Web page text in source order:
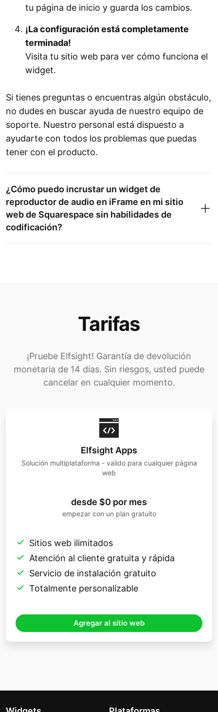
tu página de inicio y guarda los cambios.
¡La configuración está completamente
terminada!
Visita tu sitio web para ver cómo funciona el
widget.
Si tienes preguntas o encuentras algún obstáculo,
no dudes en buscar ayuda de nuestro equipo de
soporte. Nuestro personal está dispuesto a
ayudarte con todos los problemas que puedas
tener con el producto.
¿Cómo puedo incrustar un widget de
reproductor de audio en iFrame en mi sitio
web de Squarespace sin habilidades de
codificación?
Tarifas
¡Pruebe Elfsight! Garantía de devolución
monetaria de 14 días. Sin riesgos, usted puede
cancelar en cualquier momento.
Elfsight Apps
Solución multiplataforma - valido para cualquier página
web
desde $0 por mes
empezar con un plan gratuito
Sitios web ilimitados
Atención al cliente gratuita y rápida
Servicio de instalación gratuito
Totalmente personalizable
Agregar al sitio web